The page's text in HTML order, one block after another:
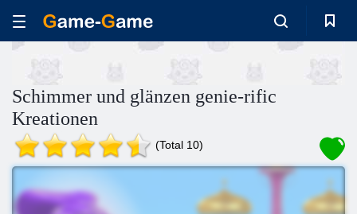
Schimmer und glänzen genie-rific
Kreationen
(Total 10)